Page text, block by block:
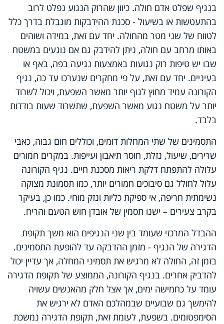
בנגיף שפלט אדם חולה. כיוון שהרוק הנגוע נפלט לרוב
בהתעטשות או בשיעול - סכנת ההידבקות מוגבלת בדרך כלל
לטווח של שני מטר מהחולה. יחד עם זאת, במידה ושוהים
באותו מרחב עם חולה, ניתן להידבק גם אם נוגעים במשטח
שבו יש טיפות רוק נגועות באמצעות נגיעה בפה, באף או
בעיניים. יחד עם זאת, על פי מחקרים שנערכו עד כה, נגיף
הקורונה עמיד מחוץ לגוף יותר מאשר השפעת, ויכול לשרוד
יותר על משטח נגוע מאשר השפעת, שתשרוד שעות בודדות
בלבד.
התסמינים של שתי המחלות דומים, וכוללים חום גבוה, כאבי
שרירים, שיעול, נזלת, חוסר תיאבון ועייפות. במקרים חמורים
עלולה להתפתח דלקת ריאות מסכנת חיים. נגיף הקורונה
עלול לחולל גם סיבוכים חמורים יותר, כמו תסמונת מצוקה
נשימתית חריפה, אי ספיקת כליות ונזק מוחי. כמו כן, בעיקר
בקרב צעירים – ישנו תסמין של אובדן חוש הטעם והריח.
ההבדל המרכזי שעומד בין שני הנגיפים הוא משך תקופת
הדגירה של הנגיף - מזמן ההדבקה עד להופעת התסמינים.
בזמן זה, החולה לא מרגיש את תסמיני המחלה, אך עדיין יכול
להדביק אחרים. בנגיף הקורונה, הממוצע של תקופת הדגירה
עומד על כחמישה ימים, אך אצל חלק מהאנשים עשויה
להימשך גם שבועיים שבמהלכם האדם לא ירגיש את
הסימפטומים. בשפעת, לעומת זאת, תקופת הדגירה נמשכת